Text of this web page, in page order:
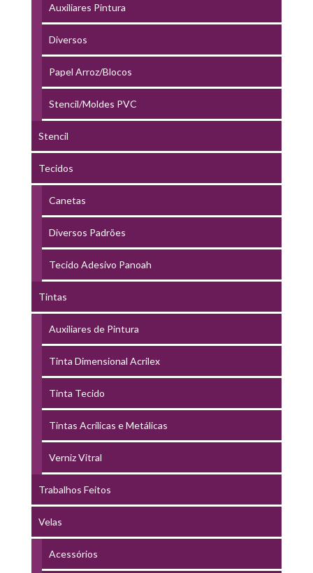
Auxiliares Pintura
Diversos
Papel Arroz/Blocos
Stencil/Moldes PVC
Stencil
Tecidos
Canetas
Diversos Padrões
Tecido Adesivo Panoah
Tintas
Auxiliares de Pintura
Tinta Dimensional Acrilex
Tinta Tecido
Tintas Acrílicas e Metálicas
Verniz Vitral
Trabalhos Feitos
Velas
Acessórios